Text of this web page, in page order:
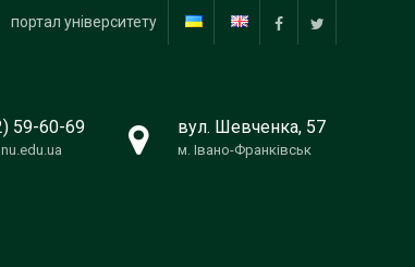
facebooktwitter
портал університету
59-60-69 вул. Шевченка, 57
м. Івано-Франківськ